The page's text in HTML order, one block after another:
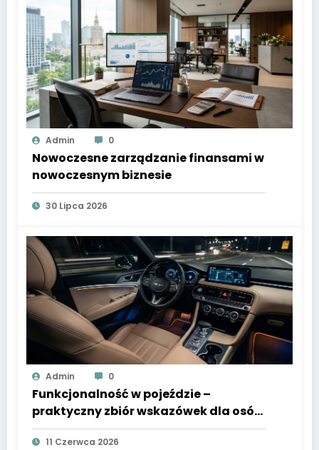
Admin 0
Nowoczesne zarządzanie finansami w
nowoczesnym biznesie
30 Lipca 2026
Admin 0
Funkcjonalność w pojeździe –
praktyczny zbiór wskazówek dla osób
korzystających z samochodu
11 Czerwca 2026